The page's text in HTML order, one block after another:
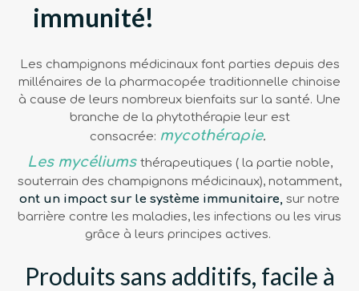
immunité!
Les champignons médicinaux font parties depuis des
millénaires de la pharmacopée traditionnelle chinoise
à cause de leurs nombreux bienfaits sur la santé. Une
branche de la phytothérapie leur est
consacrée: mycothérapie.
Les mycéliums thérapeutiques ( la partie noble,
souterrain des champignons médicinaux), notamment,
ont un impact sur le système immunitaire, sur notre
barrière contre les maladies, les infections ou les virus
grâce à leurs principes actives.
Produits sans additifs, facile à